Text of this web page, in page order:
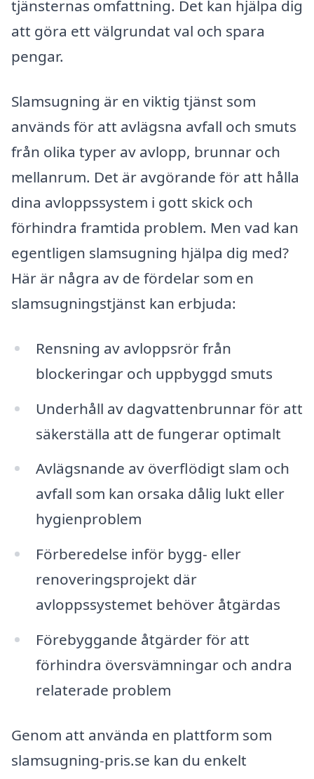
tjänsternas omfattning. Det kan hjälpa dig
att göra ett välgrundat val och spara
pengar.
Slamsugning är en viktig tjänst som
används för att avlägsna avfall och smuts
från olika typer av avlopp, brunnar och
mellanrum. Det är avgörande för att hålla
dina avloppssystem i gott skick och
förhindra framtida problem. Men vad kan
egentligen slamsugning hjälpa dig med?
Här är några av de fördelar som en
slamsugningstjänst kan erbjuda:
Rensning av avloppsrör från
blockeringar och uppbyggd smuts
Underhåll av dagvattenbrunnar för att
säkerställa att de fungerar optimalt
Avlägsnande av överflödigt slam och
avfall som kan orsaka dålig lukt eller
hygienproblem
Förberedelse inför bygg- eller
renoveringsprojekt där
avloppssystemet behöver åtgärdas
Förebyggande åtgärder för att
förhindra översvämningar och andra
relaterade problem
Genom att använda en plattform som
slamsugning-pris.se kan du enkelt